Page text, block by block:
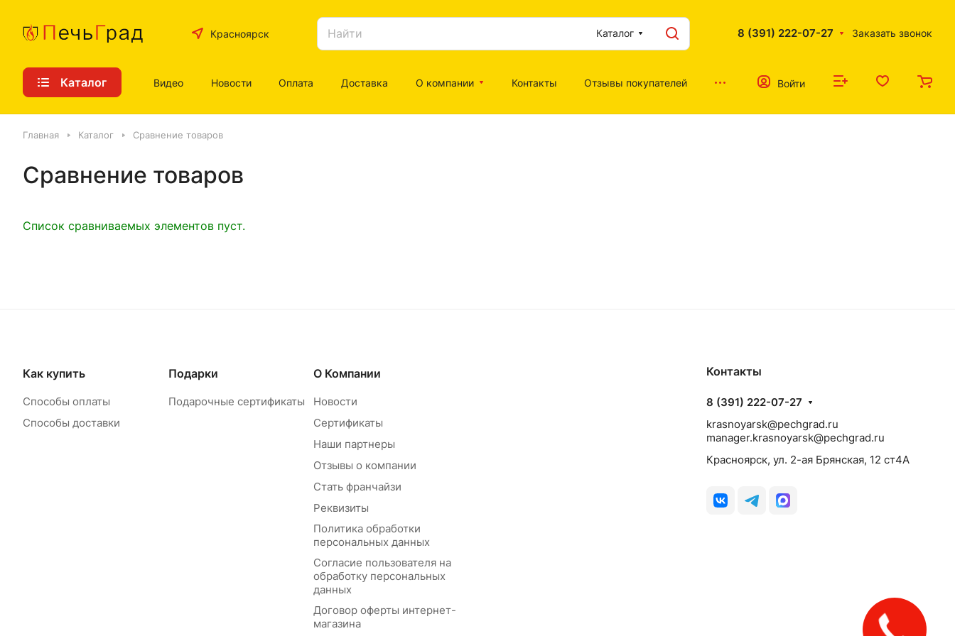
Красноярск Каталог 8 (391) 222-07-27 Заказать звонок
Каталог Видео Новости Оплата Доставка О компании Контакты Отзывы покупателей Войти
Главная Каталог Сравнение товаров
Сравнение товаров
Список сравниваемых элементов пуст.
Как купить
Способы оплаты
Способы доставки
Подарки
Подарочные сертификаты
О Компании
Новости
Сертификаты
Наши партнеры
Отзывы о компании
Стать франчайзи
Реквизиты
Политика обработки
персональных данных
Согласие пользователя на
обработку персональных
данных
Договор оферты интернет-
магазина
Контакты
8 (391) 222-07-27
krasnoyarsk@pechgrad.ru
manager.krasnoyarsk@pechgrad.ru
Красноярск, ул. 2-ая Брянская, 12 ст4А